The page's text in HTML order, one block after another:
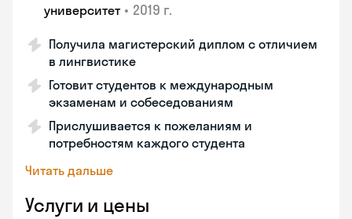
университет • 2019 г.
Получила магистерский диплом с отличием
в лингвистике
Готовит студентов к международным
экзаменам и собеседованиям
Прислушивается к пожеланиям и
потребностям каждого студента
Читать дальше
Услуги и цены